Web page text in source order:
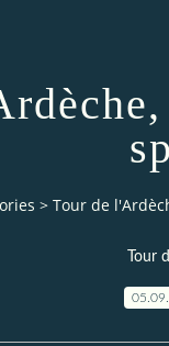
> Tour de
Tour